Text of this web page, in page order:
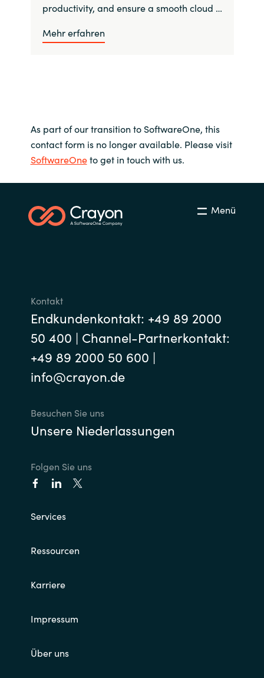
productivity, and ensure a smooth cloud …
Mehr erfahren
As part of our transition to SoftwareOne, this
contact form is no longer available. Please visit
SoftwareOneto get in touch with us.
Menü
Kontakt
Endkundenkontakt: +49 89 2000
50 400 | Channel-Partnerkontakt:
+49 89 2000 50 600 |
info@crayon.de
Besuchen Sie uns
Unsere Niederlassungen
Folgen Sie uns
Services
Ressourcen
Karriere
Impressum
Über uns